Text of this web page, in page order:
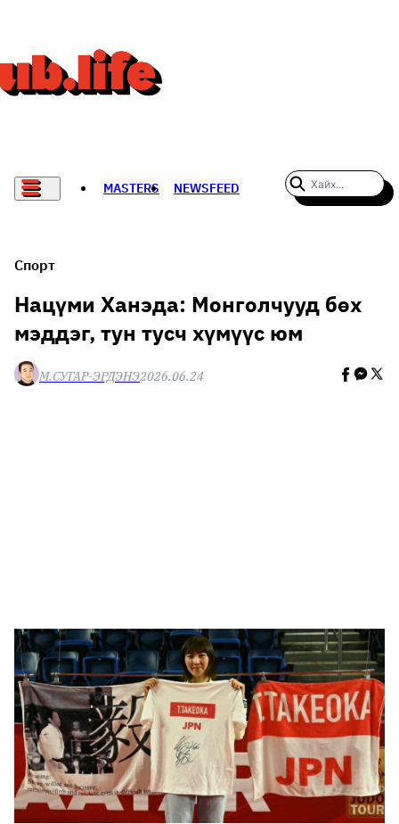
MASTERS NEWSFEED
THE NEW YORK TIMES
НАДАД НЭГ САНАЛ БАЙНА
Спорт
Нацүми Ханэда: Монголчууд бөх
мэддэг, тун тусч хүмүүс юм
М.СУГАР-ЭРДЭНЭ2026.06.24